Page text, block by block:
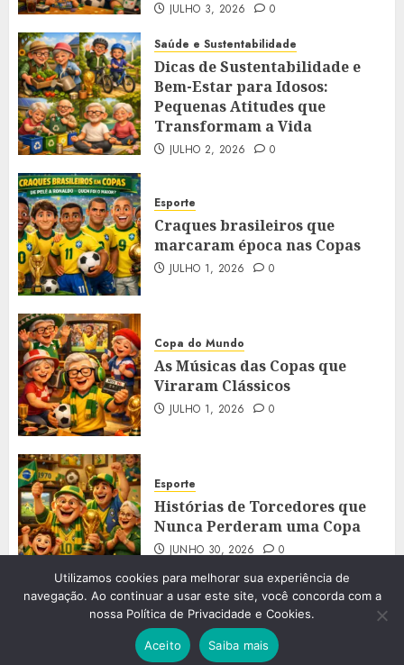
JULHO 3, 2026 0
Saúde e Sustentabilidade
Dicas de Sustentabilidade e
Bem-Estar para Idosos:
Pequenas Atitudes que
Transformam a Vida
JULHO 2, 2026 0
Esporte
Craques brasileiros que
marcaram época nas Copas
JULHO 1, 2026 0
Copa do Mundo
As Músicas das Copas que
Viraram Clássicos
JULHO 1, 2026 0
Esporte
Histórias de Torcedores que
Nunca Perderam uma Copa
JUNHO 30, 2026 0
2023 - 2026 © Aos60. Todos os direitos reservados.
ChromeNews by AF themes.
Utilizamos cookies para melhorar sua experiência de
navegação. Ao continuar a usar este site, você concorda com a
nossa Política de Privacidade e Cookies.
Aceito Saiba mais